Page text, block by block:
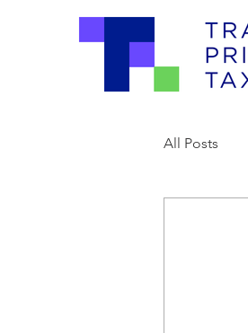
All Posts